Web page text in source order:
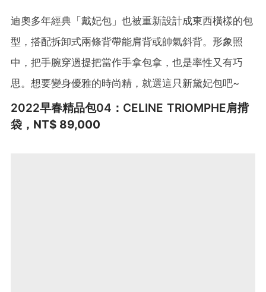
迪奧多年經典「戴妃包」也被重新設計成東西橫樣的包
型，搭配拆卸式兩條背帶能肩背或帥氣斜背。形象照
中，把手腕穿過提把當作手拿包拿，也是率性又有巧
思。想要變身優雅的時尚精，就選這只新黛妃包吧~
2022早春精品包04：CELINE TRIOMPHE肩揹
袋 ， NT$ 89,000